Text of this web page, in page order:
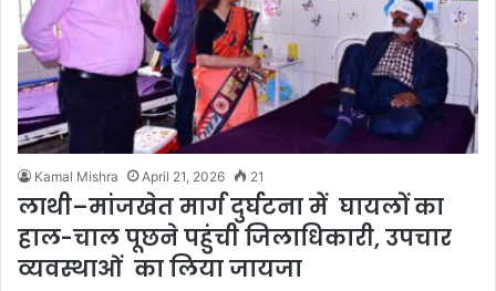
Kamal Mishra April 21, 2026 21
लाथी–मांजखेत मार्ग दुर्घटना में घायलों का
हाल-चाल पूछने पहुंची जिलाधिकारी, उपचार
व्यवस्थाओं का लिया जायजा